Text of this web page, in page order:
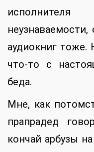
аудиокниг
что-то с
беда.
Мне, как
прапрадед
кончай арбузы